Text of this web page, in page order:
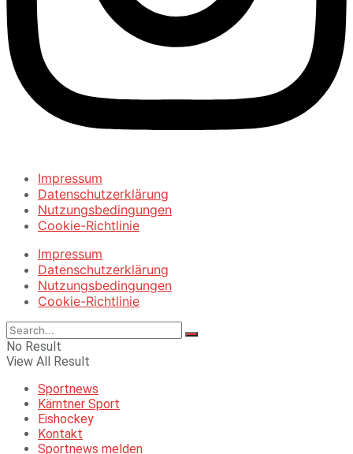
Impressum
Datenschutzerklärung
Nutzungsbedingungen
Cookie-Richtlinie
Impressum
Datenschutzerklärung
Nutzungsbedingungen
Cookie-Richtlinie
No Result
View All Result
Sportnews
Kärntner Sport
Eishockey
Kontakt
Sportnews melden